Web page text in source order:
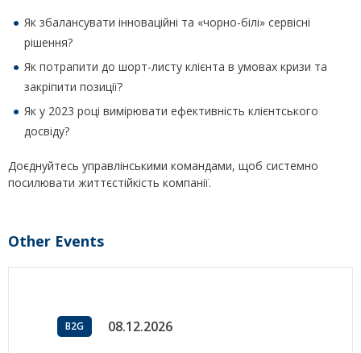
Як збалансувати інноваційні та «чорно-білі» сервісні
рішення?
Як потрапити до шорт-листу клієнта в умовах кризи та
закріпити позиції?
Як у 2023 році вимірювати ефективність клієнтського
досвіду?
Доєднуйтесь управлінськими командами, щоб системно
посилювати життєстійкість компанії.
Other Events
B2G 08.12.2026